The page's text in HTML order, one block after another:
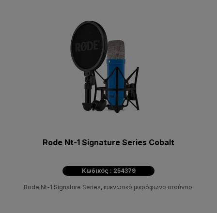
Rode Nt-1 Signature Series Cobalt
Κωδικός : 254379
Rode Nt-1 Signature Series, πυκνωτικό μικρόφωνο στούντιο.